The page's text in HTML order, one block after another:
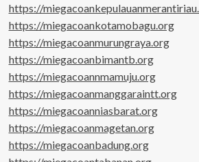
https://
https://miegacoankotamobagu.org
https://miegacoanmurungraya.org
https://miegacoanbimantb.org
https://miegacoannmamuju.org
https://miegacoanmanggaraintt.org
https://miegacoanniasbarat.org
https://miegacoanmagetan.org
https://miegacoanbadung.org